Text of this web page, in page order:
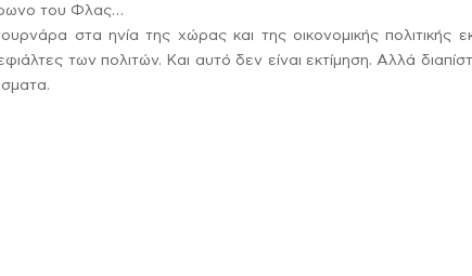
του Φλας…
στα ηνία της χώρας και της οικονομικής πολιτικής
εφιάλτες των πολιτών. Και αυτό δεν είναι εκτίμηση. Αλλά